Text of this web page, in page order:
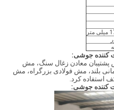
کننده جوشی:
پشتیبان معادن زغال سنگ، مش
بلند، مش فولادی بزرگراه، مش
استفاده کرد.
کننده جوشی: